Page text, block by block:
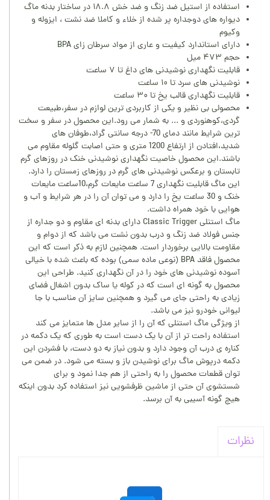
استفاده از استیل ضد زنگ و ضد خش ۱۸.۸ در ساختار بدنه ماگ
دیواره های دوجداره پر شده از خلاء و کاملا ضد نشت ، ایزوله و
وکیوم
دارای استاندارد کیفیت و عاری از مواد سرطان زای BPA
حجم ۴۷۳ میل
قابلیت نگهداری نوشیدنی های داغ تا ۷ ساعت
نوشیدنی های سرد تا ۱۰ ساعت
قابلیت نگهداری قالب یخ تا ۳۰ ساعت
محصولی بی نظیر و یکی از کاربردی ترین لوازم در سفر،طبیعت
گردی،کوهنوردی و ... به شمار می رود.این محصول در سفر و سخت
ترین شرایط مانند دمای 70- درجه سانتی گراد،طوفان های
شدید،افتادن از ارتفاع 1200 متری و حتی اصابت گلوله مقاوم می
باشند.این محصول خاصیت نگهداری نوشیدنی خنک در روزهای گرم
تابستان و برعکس نوشیدنی های گرم در روزهای زمستان را دارد.
این ماگ قابلیت نگهداری 7 ساعت مایعات گرم،10ساعت مایعات
خنک و 30 ساعت یخ را دارد و می توان آن را در هر شرایط و آب و
هوایی با خود همراه داشت.
ماگ استنلی Classic Trigger دارای بدنه ای مقاوم و دو جداره از
جنس فولاد ضد زنگ و درب بدون نشت می باشد که از دوام و
مقاومت بالایی برخوردار است. همچنین لازم به ذکر است که این
محصول فاقد BPA (نوعی ماده سمی) بوده که باعث شده با خیالی
آسوده نوشیدنی های خود را در آن نگهداری کنید. طراحی این
محصول به گونه ای است که در کوله یا ساک بدون اشغال فضای
زیادی به راحتی جای می گیرد و همچنین سایز آن مناسب با جا
لیوانی خودرو نیز می باشد.
از ویژگی ماگ استنلی که آن را از سایر مدل ها متمایز می کند
استفاده راحت تر از آن با یک دست است به طوری که یک دکمه در
کناره ی درب آن وجود دارد و بدون نیاز به دو دست، با فشردن این
دکمه درپوش ماگ برای نوشیدن باز و بسته می شود. در ضمن می
توان قطعات محصول را به راحتی از هم جدا نمود و برای
شستشوی آن حتی از ماشین ظرفشویی نیز استفاده کرد بدون اینکه
هیچ گونه آسیبی به آن برسد.
نظرات